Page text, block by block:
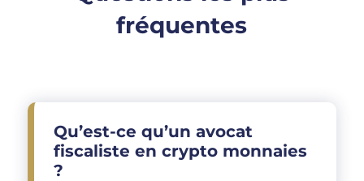
fréquentes
Qu’est-ce qu’un avocat
fiscaliste en crypto monnaies
?